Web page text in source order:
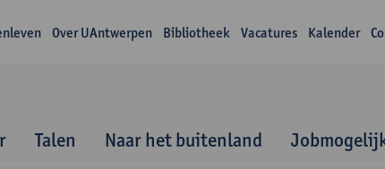
Over UAntwerpen Bibliotheek Vacatures Kalender
Talen Naar het buitenland